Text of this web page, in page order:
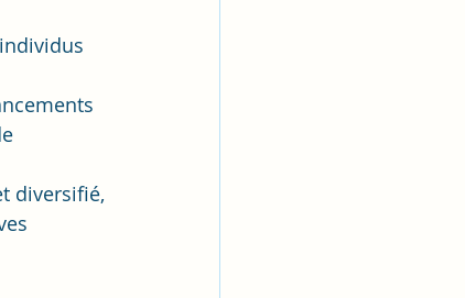
diversifié,